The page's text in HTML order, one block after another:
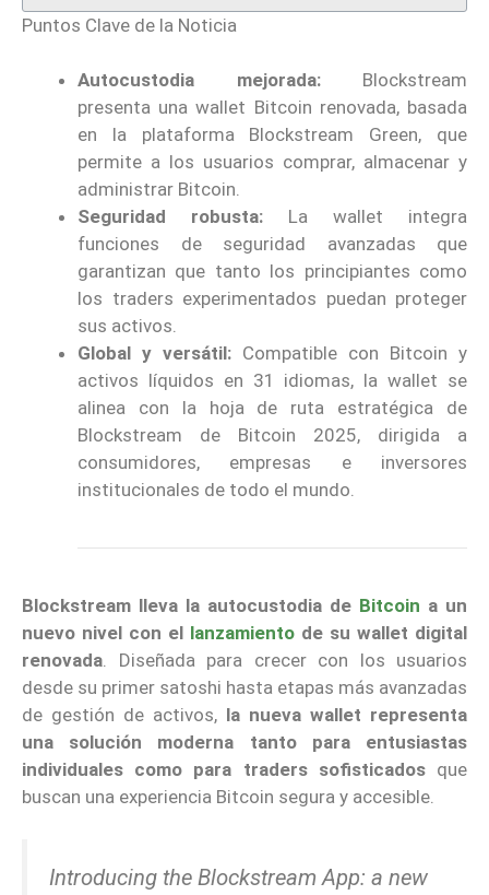
Puntos Clave de la Noticia
Autocustodia mejorada: Blockstream
presenta una wallet Bitcoin renovada, basada
en la plataforma Blockstream Green, que
permite a los usuarios comprar, almacenar y
administrar Bitcoin.
Seguridad robusta: La wallet integra
funciones de seguridad avanzadas que
garantizan que tanto los principiantes como
los traders experimentados puedan proteger
sus activos.
Global y versátil: Compatible con Bitcoin y
activos líquidos en 31 idiomas, la wallet se
alinea con la hoja de ruta estratégica de
Blockstream de Bitcoin 2025, dirigida a
consumidores, empresas e inversores
institucionales de todo el mundo.
Blockstream lleva la autocustodia de Bitcoin a un
nuevo nivel con el lanzamiento de su wallet digital
renovada. Diseñada para crecer con los usuarios
desde su primer satoshi hasta etapas más avanzadas
de gestión de activos, la nueva wallet representa
una solución moderna tanto para entusiastas
individuales como para traders sofisticadosque
buscan una experiencia Bitcoin segura y accesible.
Introducing the Blockstream App: a new